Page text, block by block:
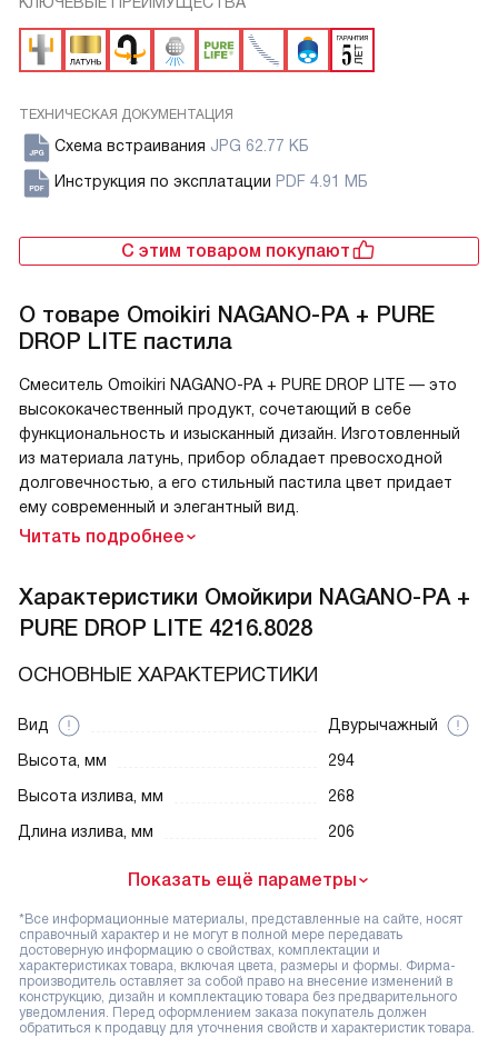
ТЕХНИЧЕСКАЯ ДОКУМЕНТАЦИЯ
Схема встраивания JPG 62.77 КБ
Инструкция по эксплатации PDF 4.91 МБ
С этим товаром покупают
О товаре Omoikiri NAGANO-PA + PURE
DROP LITE пастила
Смеситель Omoikiri NAGANO-PA + PURE DROP LITE — это
высококачественный продукт, сочетающий в себе
функциональность и изысканный дизайн. Изготовленный
из материала латунь, прибор обладает превосходной
долговечностью, а его стильный пастила цвет придает
ему современный и элегантный вид.
Читать подробнее
Характеристики Омойкири NAGANO-PA +
PURE DROP LITE 4216.8028
ОСНОВНЫЕ ХАРАКТЕРИСТИКИ
Вид
Двурычажный
Высота, мм
294
Высота излива, мм
268
Длина излива, мм
206
Показать ещё параметры
*Все информационные материалы, представленные на сайте, носят
справочный характер и не могут в полной мере передавать
достоверную информацию о свойствах, комплектации и
характеристиках товара, включая цвета, размеры и формы. Фирма-
производитель оставляет за собой право на внесение изменений в
конструкцию, дизайн и комплектацию товара без предварительного
уведомления. Перед оформлением заказа покупатель должен
обратиться к продавцу для уточнения свойств и характеристик товара.